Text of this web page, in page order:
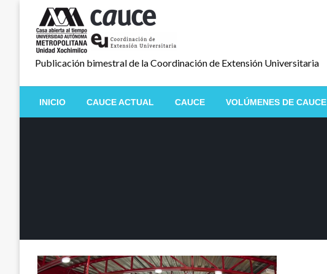
contenido
Publicación bimestral de la Coordinación de Extensión Universitaria
INICIO CAUCE ACTUAL CAUCE VOLÚMENES DE CAUCE